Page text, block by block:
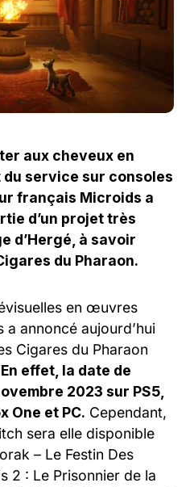
aux cheveux en
service sur consoles
français Microids a
d’un projet très
d’Hergé, à savoir
du Pharaon.
en œuvres
annoncé aujourd’hui
Cigares du Pharaon
En effet, la date de
2023 sur PS5,
One et PC. Cependant,
sera elle disponible
– Le Festin Des
2 : Le Prisonnier de la